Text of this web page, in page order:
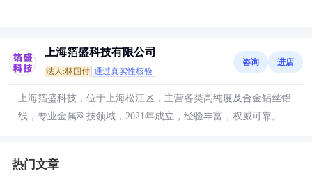
上海箔盛科技有限公司
法人:林国付 通过真实性核验
咨询 进店
上海箔盛科技，位于上海松江区，主营各类高纯度及合金铝丝铝
线，专业金属科技领域，2021年成立，经验丰富，权威可靠。
热门文章